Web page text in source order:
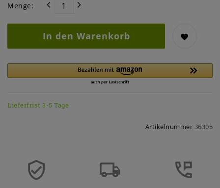
Menge:
In den Warenkorb
Lieferfrist 3-5 Tage
Artikelnummer 36305